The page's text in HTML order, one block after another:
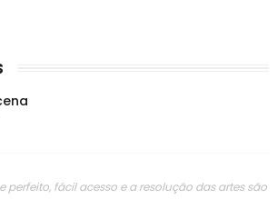
perfeito, fácil acesso e a resolução das artes são